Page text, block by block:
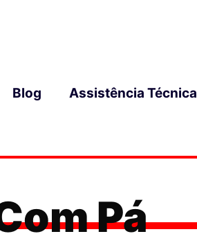
Blog Assistência Técnica
Pá